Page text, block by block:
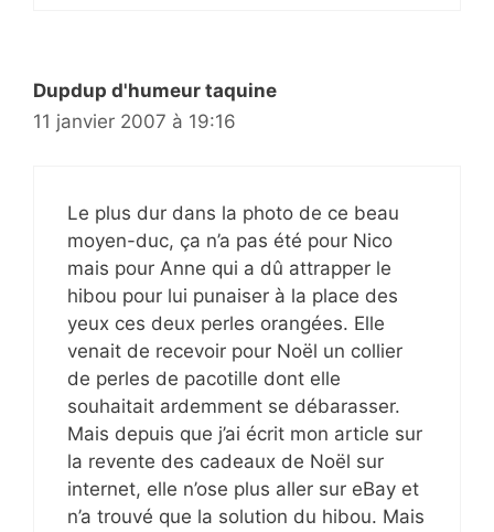
Dupdup d'humeur taquine
11 janvier 2007 à 19:16
Le plus dur dans la photo de ce beau
moyen-duc, ça n’a pas été pour Nico
mais pour Anne qui a dû attrapper le
hibou pour lui punaiser à la place des
yeux ces deux perles orangées. Elle
venait de recevoir pour Noël un collier
de perles de pacotille dont elle
souhaitait ardemment se débarasser.
Mais depuis que j’ai écrit mon article sur
la revente des cadeaux de Noël sur
internet, elle n’ose plus aller sur eBay et
n’a trouvé que la solution du hibou. Mais